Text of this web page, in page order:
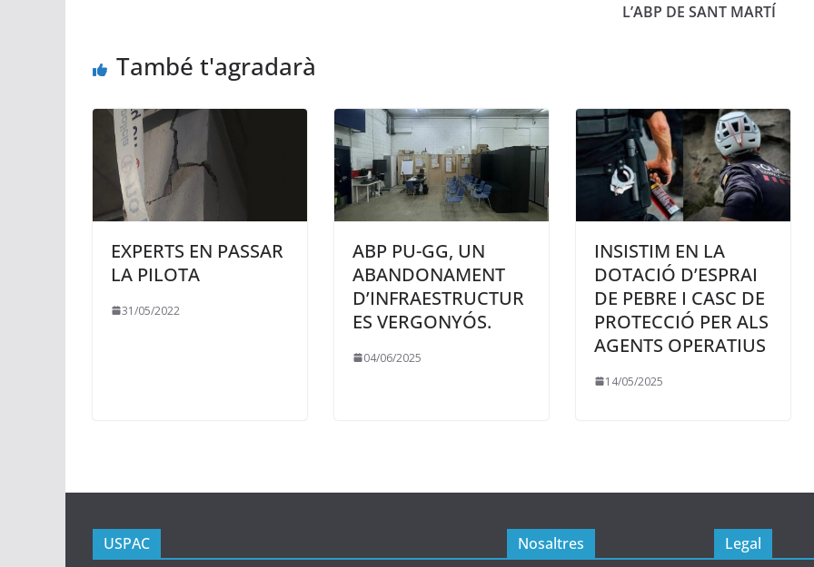
L’ABP DE SANT MARTÍ
També t'agradarà
EXPERTS EN PASSAR
LA PILOTA
31/05/2022
ABP PU-GG, UN
ABANDONAMENT
D’INFRAESTRUCTUR
ES VERGONYÓS.
04/06/2025
INSISTIM EN LA
DOTACIÓ D’ESPRAI
DE PEBRE I CASC DE
PROTECCIÓ PER ALS
AGENTS OPERATIUS
14/05/2025
USPAC Nosaltres Legal